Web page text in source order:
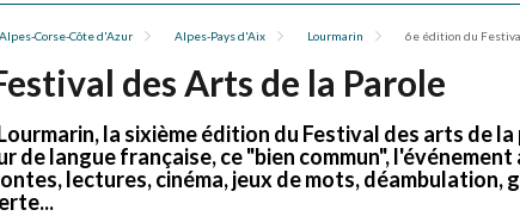
Corse-Côte d'Azur Alpes-Pays d'Aix Lourmarin 6e édition du
des Arts de la Parole
la sixième édition du Festival des arts de
de langue française, ce "bien commun",
lectures, cinéma, jeux de mots, déambulation,